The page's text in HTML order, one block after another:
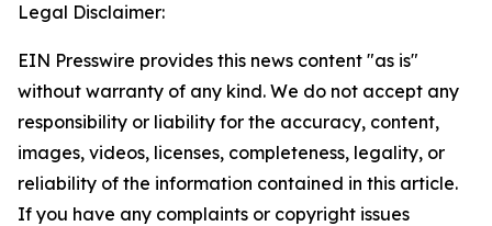
Legal Disclaimer:
EIN Presswire provides this news content "as is"
without warranty of any kind. We do not accept any
responsibility or liability for the accuracy, content,
images, videos, licenses, completeness, legality, or
reliability of the information contained in this article.
If you have any complaints or copyright issues